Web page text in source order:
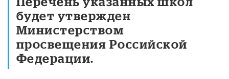
будет утвержден
Министерством
просвещения Российской
Федерации.